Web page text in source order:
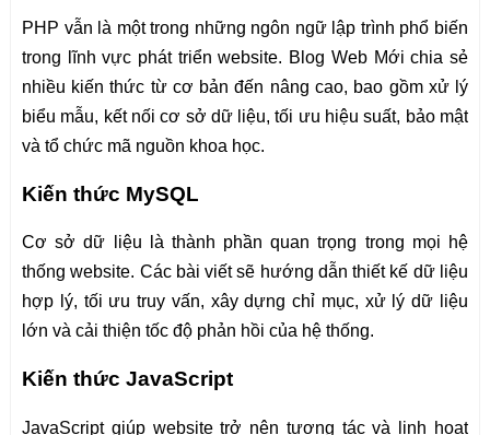
PHP vẫn là một trong những ngôn ngữ lập trình phổ biến
trong lĩnh vực phát triển website. Blog Web Mới chia sẻ
nhiều kiến thức từ cơ bản đến nâng cao, bao gồm xử lý
biểu mẫu, kết nối cơ sở dữ liệu, tối ưu hiệu suất, bảo mật
và tổ chức mã nguồn khoa học.
Kiến thức MySQL
Cơ sở dữ liệu là thành phần quan trọng trong mọi hệ
thống website. Các bài viết sẽ hướng dẫn thiết kế dữ liệu
hợp lý, tối ưu truy vấn, xây dựng chỉ mục, xử lý dữ liệu
lớn và cải thiện tốc độ phản hồi của hệ thống.
Kiến thức JavaScript
JavaScript giúp website trở nên tương tác và linh hoạt